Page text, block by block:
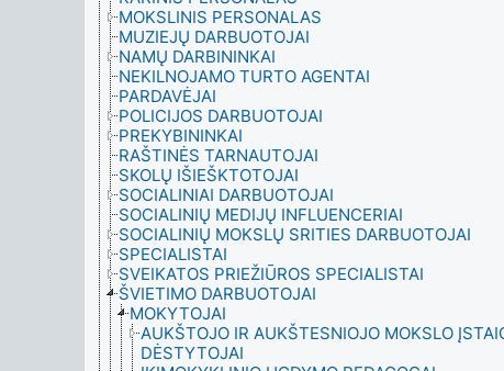
MOKSLINIS PERSONALAS
MUZIEJŲ DARBUOTOJAI
NAMŲ DARBININKAI
NEKILNOJAMO TURTO AGENTAI
PARDAVĖJAI
POLICIJOS DARBUOTOJAI
PREKYBININKAI
RAŠTINĖS TARNAUTOJAI
SKOLŲ IŠIEŠKTOTOJAI
SOCIALINIAI DARBUOTOJAI
SOCIALINIŲ MEDIJŲ INFLUENCERIAI
SOCIALINIŲ MOKSLŲ SRITIES DARBUOTOJAI
SPECIALISTAI
SVEIKATOS PRIEŽIŪROS SPECIALISTAI
ŠVIETIMO DARBUOTOJAI
MOKYTOJAI
AUKŠTOJO IR AUKŠTESNIOJO MOKSLO
DĖSTYTOJAI